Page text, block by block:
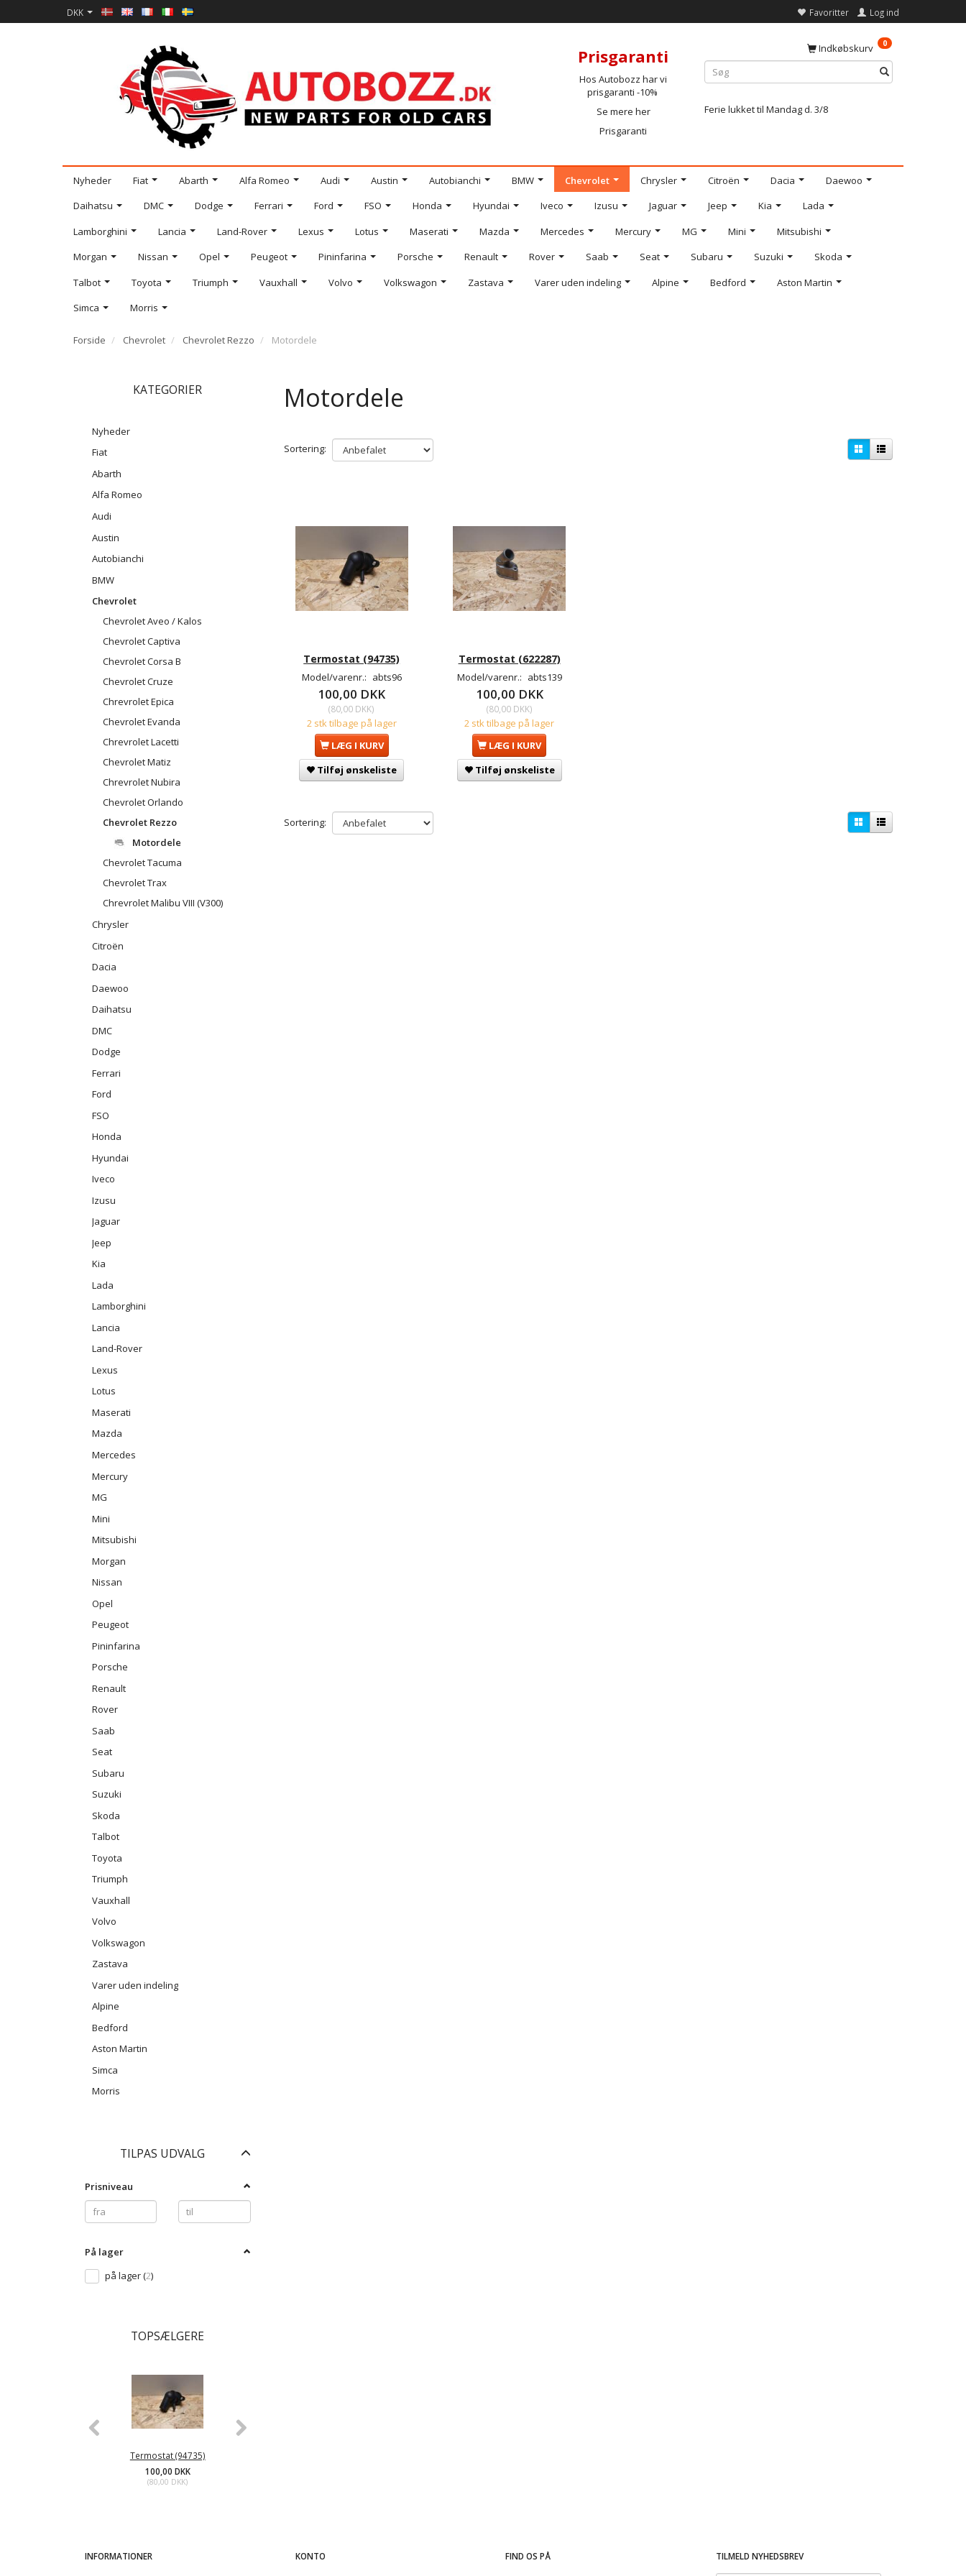
DKK Favoritter Log ind
Prisgaranti
Hos Autobozz har vi
prisgaranti -10%
Se mere her
Prisgaranti
Indkøbskurv 0
Ferie lukket til Mandag d. 3/8
Nyheder Fiat Abarth Alfa Romeo Audi Austin Autobianchi BMW Chevrolet Chrysler Citroën Dacia
Daewoo
Daihatsu
DMC Dodge Ferrari Ford FSO Honda Hyundai Iveco Izusu Jaguar Jeep Kia
Lada
Lamborghini
Lancia Land-Rover Lexus Lotus Maserati Mazda Mercedes Mercury MG Mini
Mitsubishi
Morgan
Nissan Opel Peugeot Pininfarina Porsche Renault Rover Saab Seat Subaru Suzuki
Skoda
Talbot
Toyota Triumph Vauxhall Volvo Volkswagon Zastava Varer uden indeling Alpine Bedford
Aston Martin
Simca
Morris
Forside Chevrolet Chevrolet Rezzo Motordele
KATEGORIER
Nyheder
Fiat
Abarth
Alfa Romeo
Audi
Austin
Autobianchi
BMW
Chevrolet
Chevrolet Aveo / Kalos
Chevrolet Captiva
Chevrolet Corsa B
Chevrolet Cruze
Chrevrolet Epica
Chevrolet Evanda
Chrevrolet Lacetti
Chevrolet Matiz
Chrevrolet Nubira
Chevrolet Orlando
Chevrolet Rezzo
Motordele
Chevrolet Tacuma
Chevrolet Trax
Chrevrolet Malibu VIII (V300)
Chrysler
Citroën
Dacia
Daewoo
Daihatsu
DMC
Dodge
Ferrari
Ford
FSO
Honda
Hyundai
Iveco
Izusu
Jaguar
Jeep
Kia
Lada
Lamborghini
Lancia
Land-Rover
Lexus
Lotus
Maserati
Mazda
Mercedes
Mercury
MG
Mini
Mitsubishi
Morgan
Nissan
Opel
Peugeot
Pininfarina
Porsche
Renault
Rover
Saab
Seat
Subaru
Suzuki
Skoda
Talbot
Toyota
Triumph
Vauxhall
Volvo
Volkswagon
Zastava
Varer uden indeling
Alpine
Bedford
Aston Martin
Simca
Morris
TILPAS UDVALG
Prisniveau
På lager
på lager(2)
TOPSÆLGERE
Termostat (94735)
100,00 DKK
(80,00 DKK)
Motordele
Sortering:
Termostat (94735)
Model/varenr.: abts96
100,00 DKK
(80,00 DKK)
2 stk tilbage på lager
LÆG I KURV
Tilføj ønskeliste
Termostat (622287)
Model/varenr.: abts139
100,00 DKK
(80,00 DKK)
2 stk tilbage på lager
LÆG I KURV
Tilføj ønskeliste
Sortering:
INFORMATIONER KONTO FIND OS PÅ
TILMELD NYHEDSBREV